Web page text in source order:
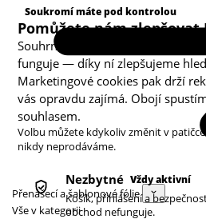
Přenášecí a šablonové fólie
Vše v kategorii
Soukromí máte pod kontrolou
Pomůžete nám zlepšovat
Souhrnná analytika nám ukazuje,
funguje — díky ní zlepšujeme
Marketingové cookies pak drží
vás opravdu zajímá. Obojí
souhlasem.
Volbu můžete kdykoliv změnit v
nikdy neprodáváme.
Nezbytné Vždy aktivní
Košík, přihlášení a
obchod nefunguje.